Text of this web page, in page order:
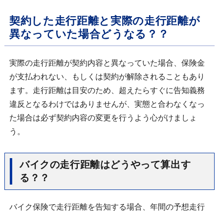
契約した走行距離と実際の走行距離が
異なっていた場合どうなる？？
実際の走行距離が契約内容と異なっていた場合、保険金
が支払われない、もしくは契約が解除されることもあり
ます。走行距離は目安のため、超えたらすぐに告知義務
違反となるわけではありませんが、実態と合わなくなっ
た場合は必ず契約内容の変更を行うよう心がけましょ
う。
バイクの走行距離はどうやって算出す
る？？
バイク保険で走行距離を告知する場合、年間の予想走行